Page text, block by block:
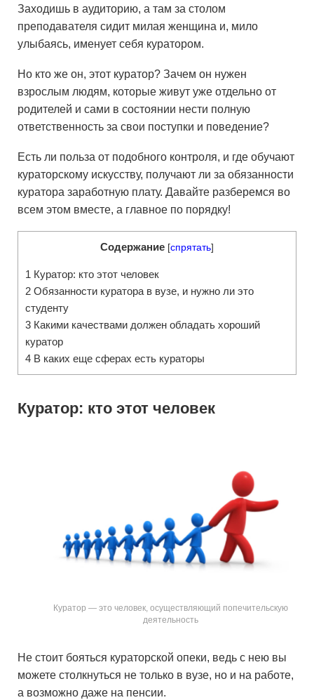
Заходишь в аудиторию, а там за столом
преподавателя сидит милая женщина и, мило
улыбаясь, именует себя куратором.
Но кто же он, этот куратор? Зачем он нужен
взрослым людям, которые живут уже отдельно от
родителей и сами в состоянии нести полную
ответственность за свои поступки и поведение?
Есть ли польза от подобного контроля, и где обучают
кураторскому искусству, получают ли за обязанности
куратора заработную плату. Давайте разберемся во
всем этом вместе, а главное по порядку!
Содержание [спрятать]
1 Куратор: кто этот человек
2 Обязанности куратора в вузе, и нужно ли это
студенту
3 Какими качествами должен обладать хороший
куратор
4 В каких еще сферах есть кураторы
Куратор: кто этот человек
Куратор — это человек, осуществляющий попечительскую
деятельность
Не стоит бояться кураторской опеки, ведь с нею вы
можете столкнуться не только в вузе, но и на работе,
а возможно даже на пенсии.